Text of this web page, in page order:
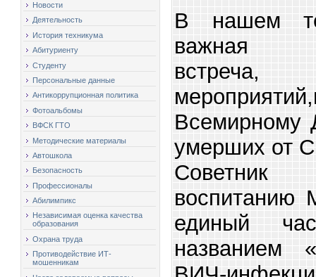
Новости
Деятельность
История техникума
Абитуриенту
Студенту
Персональные данные
Антикоррупционная политика
Фотоальбомы
ВФСК ГТО
Методические материалы
Автошкола
Безопасность
Профессионалы
Абилимпикс
Независимая оценка качества
образования
Охрана труда
Противодействие ИТ-
мошенникам
В нашем
важная
Всемирному
умерших от
воспитанию
единый
названием